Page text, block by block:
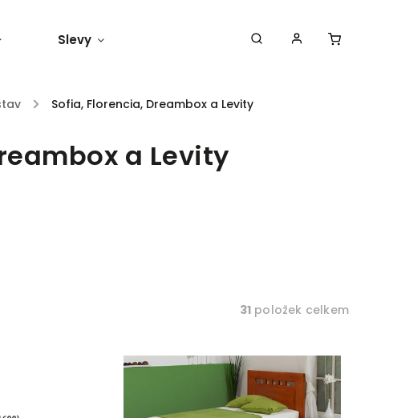
Slevy
/ Sofia, Florencia, Dreambox a Levity
a Levity
31 položek celkem